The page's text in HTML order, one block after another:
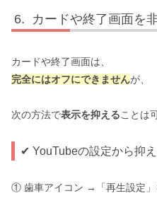
カードや終了画面を
カードや終了画面は、
完全にはオフにできませんが、
次の方法で表示を抑えることは
✔ YouTubeの設定から抑
① 歯車アイコン →「再生設定」